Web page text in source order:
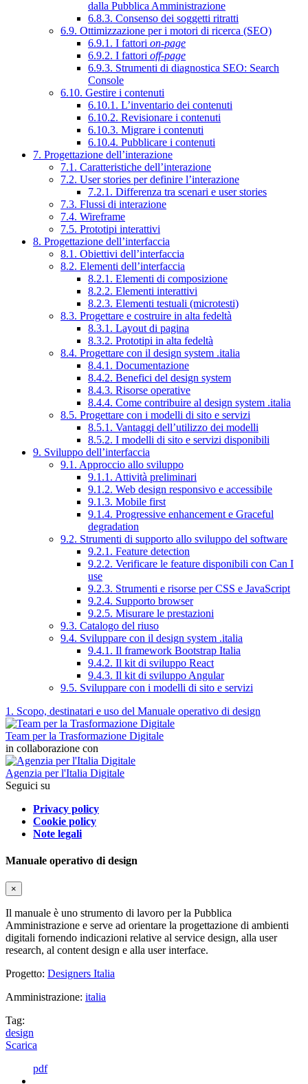
dalla Pubblica Amministrazione
6.8.3. Consenso dei soggetti ritratti
6.9. Ottimizzazione per i motori di ricerca (SEO)
6.9.1. I fattori on-page
6.9.2. I fattori off-page
6.9.3. Strumenti di diagnostica SEO: Search
Console
6.10. Gestire i contenuti
6.10.1. L’inventario dei contenuti
6.10.2. Revisionare i contenuti
6.10.3. Migrare i contenuti
6.10.4. Pubblicare i contenuti
7. Progettazione dell’interazione
7.1. Caratteristiche dell’interazione
7.2. User stories per definire l’interazione
7.2.1. Differenza tra scenari e user stories
7.3. Flussi di interazione
7.4. Wireframe
7.5. Prototipi interattivi
8. Progettazione dell’interfaccia
8.1. Obiettivi dell’interfaccia
8.2. Elementi dell’interfaccia
8.2.1. Elementi di composizione
8.2.2. Elementi interattivi
8.2.3. Elementi testuali (microtesti)
8.3. Progettare e costruire in alta fedeltà
8.3.1. Layout di pagina
8.3.2. Prototipi in alta fedeltà
8.4. Progettare con il design system .italia
8.4.1. Documentazione
8.4.2. Benefici del design system
8.4.3. Risorse operative
8.4.4. Come contribuire al design system .italia
8.5. Progettare con i modelli di sito e servizi
8.5.1. Vantaggi dell’utilizzo dei modelli
8.5.2. I modelli di sito e servizi disponibili
9. Sviluppo dell’interfaccia
9.1. Approccio allo sviluppo
9.1.1. Attività preliminari
9.1.2. Web design responsivo e accessibile
9.1.3. Mobile first
9.1.4. Progressive enhancement e Graceful
degradation
9.2. Strumenti di supporto allo sviluppo del software
9.2.1. Feature detection
9.2.2. Verificare le feature disponibili con Can I
use
9.2.3. Strumenti e risorse per CSS e JavaScript
9.2.4. Supporto browser
9.2.5. Misurare le prestazioni
9.3. Catalogo del riuso
9.4. Sviluppare con il design system .italia
9.4.1. Il framework Bootstrap Italia
9.4.2. Il kit di sviluppo React
9.4.3. Il kit di sviluppo Angular
9.5. Sviluppare con i modelli di sito e servizi
1. Scopo, destinatari e uso del Manuale operativo di design
Team per la Trasformazione Digitale
in collaborazione con
Agenzia per l'Italia Digitale
Seguici su
Privacy policy
Cookie policy
Note legali
Manuale operativo di design
×
Il manuale è uno strumento di lavoro per la Pubblica
Amministrazione e serve ad orientare la progettazione di ambienti
digitali fornendo indicazioni relative al service design, alla user
research, al content design e alla user interface.
Progetto: Designers Italia
Amministrazione: italia
Tag:
design
Scarica
pdf